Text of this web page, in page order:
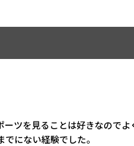
ツを見ることは好きなのでよ
にない経験でした。